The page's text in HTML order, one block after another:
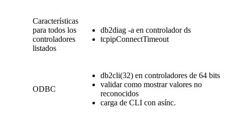
Características
para todos los
controladores
listados
db2diag -a en controlador ds
tcpipConnectTimeout
ODBC
db2cli(32) en controladores de 64 bits
validar como mostrar valores no
reconocidos
carga de CLI con asínc.